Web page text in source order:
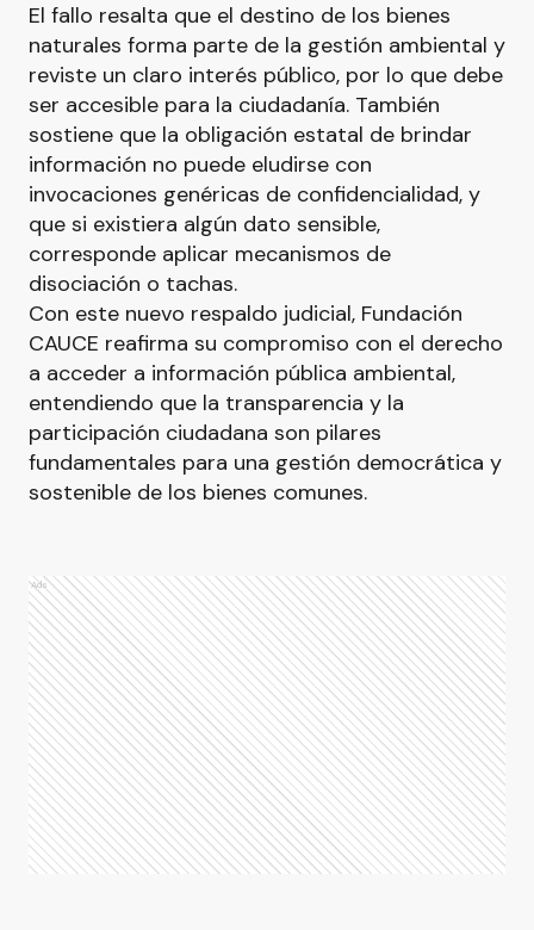
El fallo resalta que el destino de los bienes
naturales forma parte de la gestión ambiental y
reviste un claro interés público, por lo que debe
ser accesible para la ciudadanía. También
sostiene que la obligación estatal de brindar
información no puede eludirse con
invocaciones genéricas de confidencialidad, y
que si existiera algún dato sensible,
corresponde aplicar mecanismos de
disociación o tachas.
Con este nuevo respaldo judicial, Fundación
CAUCE reafirma su compromiso con el derecho
a acceder a información pública ambiental,
entendiendo que la transparencia y la
participación ciudadana son pilares
fundamentales para una gestión democrática y
sostenible de los bienes comunes.
Ads